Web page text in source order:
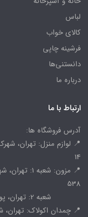
لباس
کالای خواب
فرشینه چاپی
دانستنی‌ها
درباره ما
ارتباط با ما
آدرس فروشگاه ها:
📍 لوازم منزل: تهران،
14
📍 مزون:
538
شعبه 2: تهران، پونک، همیلا سنتر، طبقه اول 143
📍 چمدان اکولاک: